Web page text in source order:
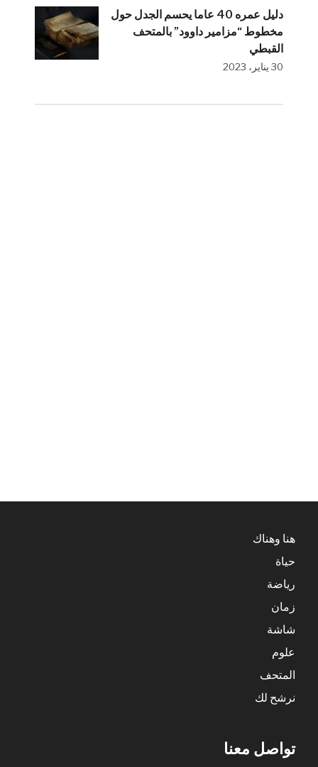
دليل عمره 40 عاما يحسم الجدل حول
مخطوط “مزامير داوود” بالمتحف
القبطي
30 يناير، 2023
هنا وهناك
حياة
رياضة
زمان
شاشة
علوم
المتحف
نرشح لك
تواصل معنا